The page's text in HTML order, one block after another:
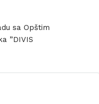
sa Opštim
”DIVIS